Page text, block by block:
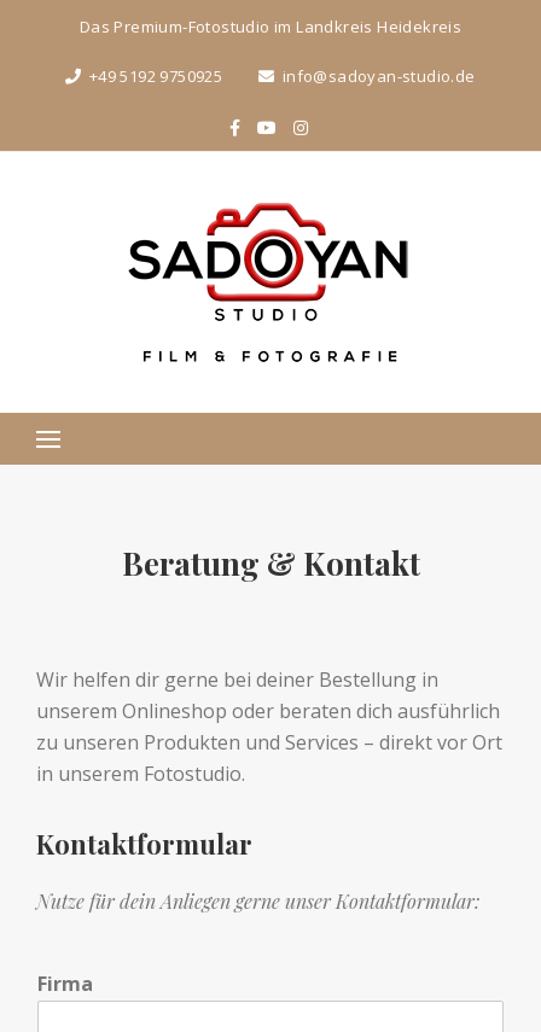
Das Premium-Fotostudio im Landkreis Heidekreis
+49 5192 9750925 info@sadoyan-studio.de
Suchen
Beratung & Kontakt
Wir helfen dir gerne bei deiner Bestellung in
unserem Onlineshop oder beraten dich ausführlich
zu unseren Produkten und Services – direkt vor Ort
in unserem Fotostudio.
Kontaktformular
Nutze für dein Anliegen gerne unser Kontaktformular:
Firma